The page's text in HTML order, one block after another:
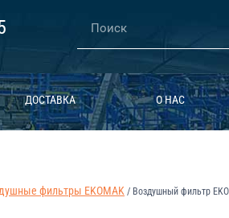
ДОСТАВКА О НАС
фильтры EKOMAK / Воздушный фильтр